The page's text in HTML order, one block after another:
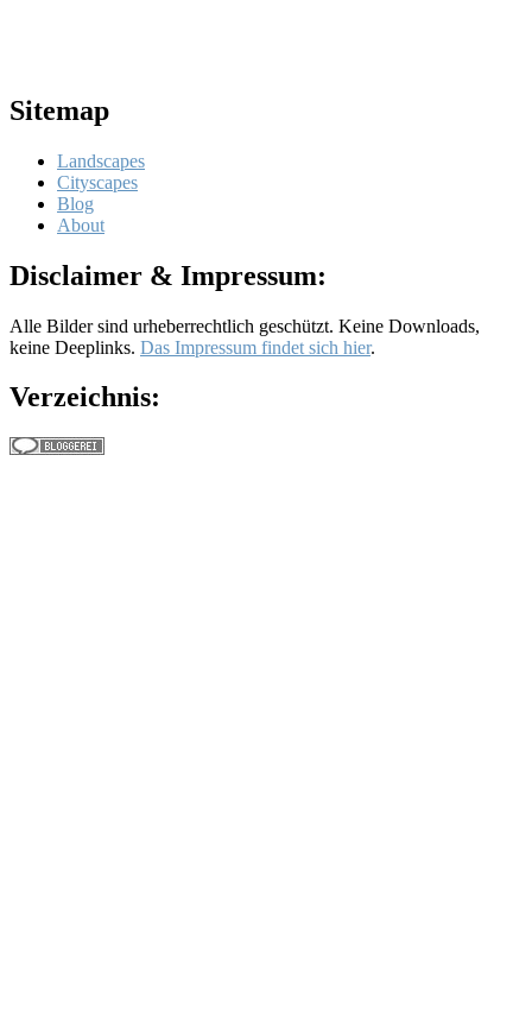
Sitemap
Landscapes
Cityscapes
Blog
About
Disclaimer & Impressum:
Alle Bilder sind urheberrechtlich geschützt. Keine Downloads,
keine Deeplinks. Das Impressum findet sich hier.
Verzeichnis: